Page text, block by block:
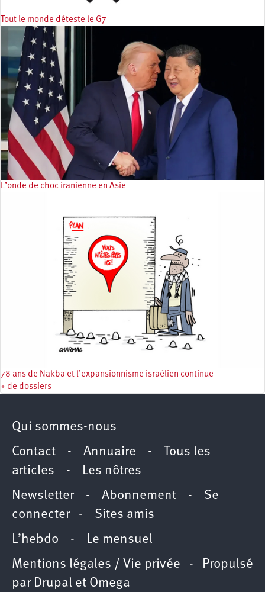
Tout le monde déteste le G7
L’onde de choc iranienne en Asie
78 ans de Nakba et l’expansionnisme israélien continue
+ de dossiers
Qui sommes-nous
Contact - Annuaire -
Tous les
articles - Les nôtres
Newsletter- Abonnement - Se
connecter- Sites amis
L’hebdo - Le mensuel
Mentions légales / Vie privée - Propulsé
par Drupal et Omega